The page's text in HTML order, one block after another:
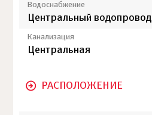
Водоснабжение
Центральный водопровод
Канализация
Центральная
РАСПОЛОЖЕНИЕ